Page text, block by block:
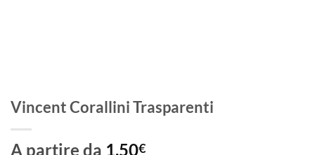
Vincent Corallini Trasparenti
A partire da 1,50€